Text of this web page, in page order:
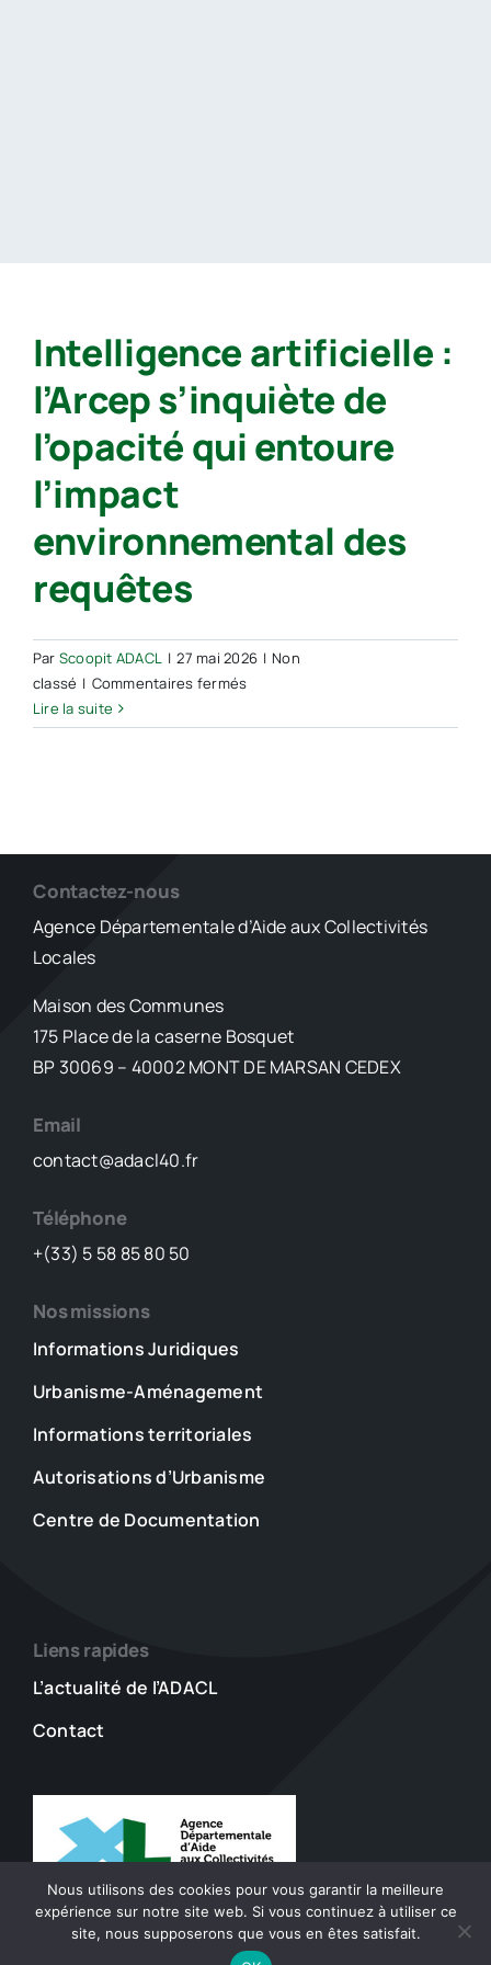
Intelligence artificielle :
l’Arcep s’inquiète de
l’opacité qui entoure
l’impact
environnemental des
requêtes
Par Scoopit ADACL | 27 mai 2026 | Non
classé | Commentaires ferméssur
artificielle :
qui
environnemental
Lire la suite
Contactez-nous
Agence Départementale d’Aide aux Collectivités
Locales
Maison des Communes
175 Place de la caserne Bosquet
BP 30069 – 40002 MONT DE MARSAN CEDEX
Email
contact@adacl40.fr
Téléphone
+(33) 5 58 85 80 50
Nos missions
Informations Juridiques
Urbanisme-Aménagement
Informations territoriales
Autorisations d’Urbanisme
Centre de Documentation
Liens rapides
L’actualité de l’ADACL
Contact
© 2023 - 2026 ADACL • Tout droits réservés •Mentions
Nous utilisons des cookies pour vous garantir la meilleure
expérience sur notre site web. Si vous continuez à utiliser ce
site, nous supposerons que vous en êtes satisfait.